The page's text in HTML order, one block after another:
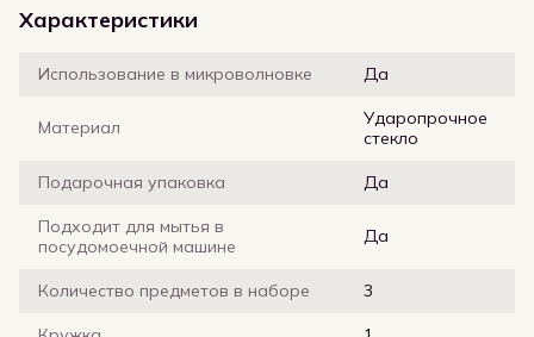
Характеристики
Использование в микроволновке Да
Материал
Ударопрочное
стекло
Подарочная упаковка Да
Подходит для мытья в
посудомоечной машине
Да
Количество предметов в наборе 3